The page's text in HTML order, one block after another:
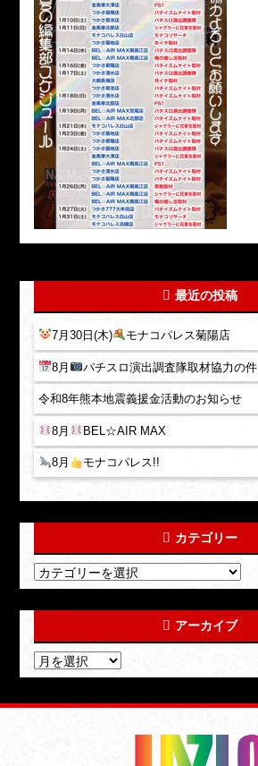
最近の投稿
7月30日(木) モナコパレス菊陽店
8月 パチスロ演出調査隊取材協力の件
令和8年熊本地震義援金活動のお知らせ
8月 BEL☆AIR MAX
8月 モナコパレス!!
カテゴリー
アーカイブ